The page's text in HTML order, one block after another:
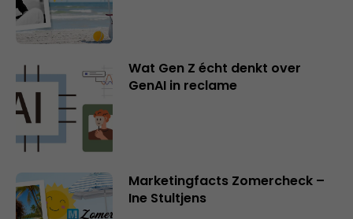
Wat Gen Z écht denkt over
GenAI in reclame
Marketingfacts Zomercheck –
Ine Stultjens